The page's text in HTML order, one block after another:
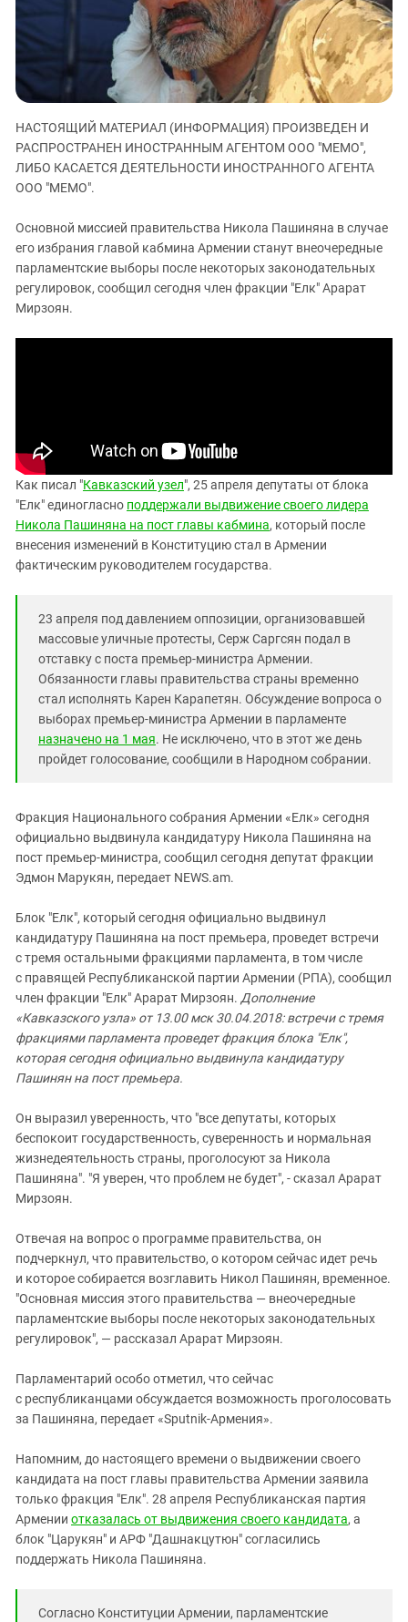
ЗАСТАВЛЯЕТ
КАВКАЗ ЗА ПАЛЕСТИНУ
ИНАКОМЫСЛИЕ В ЧЕЧНЕ
ПРЕСЛЕДОВАНИЕ АКТИВИСТОВ
МОБИЛИЗАЦИЯ И ПРОТЕСТЫ
Дагестан
Ингушетия
Кабардино-Балкария
Калмыкия
Карачаево-Черкесия
Краснодарский край
Нагорный Карабах
Ростовская область
Северная Осетия - Алания
СКФО
ЮФО
НАСТОЯЩИЙ МАТЕРИАЛ (ИНФОРМАЦИЯ) ПРОИЗВЕДЕН И
РАСПРОСТРАНЕН ИНОСТРАННЫМ АГЕНТОМ ООО "МЕМО",
ЛИБО КАСАЕТСЯ ДЕЯТЕЛЬНОСТИ ИНОСТРАННОГО АГЕНТА
ООО "МЕМО".
Основной миссией правительства Никола Пашиняна в случае
его избрания главой кабмина Армении станут внеочередные
парламентские выборы после некоторых законодательных
регулировок, сообщил сегодня член фракции "Елк" Арарат
Мирзоян.
Как писал "Кавказский узел", 25 апреля депутаты от блока
"Елк" единогласно поддержали выдвижение своего лидера
Никола Пашиняна на пост главы кабмина, который после
внесения изменений в Конституцию стал в Армении
фактическим руководителем государства.
23 апреля под давлением оппозиции, организовавшей
массовые уличные протесты, Серж Саргсян подал в
отставку с поста премьер-министра Армении.
Обязанности главы правительства страны временно
стал исполнять Карен Карапетян. Обсуждение вопроса о
выборах премьер-министра Армении в парламенте
назначено на 1 мая. Не исключено, что в этот же день
пройдет голосование, сообщили в Народном собрании.
Фракция Национального собрания Армении «Елк» сегодня
официально выдвинула кандидатуру Никола Пашиняна на
пост премьер-министра, сообщил сегодня депутат фракции
Эдмон Марукян, передает NEWS.am.
Блок "Елк", который сегодня официально выдвинул
кандидатуру Пашиняна на пост премьера, проведет встречи
с тремя остальными фракциями парламента, в том числе
с правящей Республиканской партии Армении (РПА), сообщил
член фракции "Елк" Арарат Мирзоян. Дополнение
«Кавказского узла» от 13.00 мск 30.04.2018: встречи с тремя
фракциями парламента проведет фракция блока "Елк",
которая сегодня официально выдвинула кандидатуру
Пашинян на пост премьера.
Он выразил уверенность, что "все депутаты, которых
беспокоит государственность, суверенность и нормальная
жизнедеятельность страны, проголосуют за Никола
Пашиняна". "Я уверен, что проблем не будет", - сказал Арарат
Мирзоян.
Отвечая на вопрос о программе правительства, он
подчеркнул, что правительство, о котором сейчас идет речь
и которое собирается возглавить Никол Пашинян, временное.
"Основная миссия этого правительства — внеочередные
парламентские выборы после некоторых законодательных
регулировок", — рассказал Арарат Мирзоян.
Парламентарий особо отметил, что сейчас
с республиканцами обсуждается возможность проголосовать
за Пашиняна, передает «Sputnik-Армения».
Напомним, до настоящего времени о выдвижении своего
кандидата на пост главы правительства Армении заявила
только фракция "Елк". 28 апреля Республиканская партия
Армении отказалась от выдвижения своего кандидата, а
блок "Царукян" и АРФ "Дашнакцутюн" согласились
поддержать Никола Пашиняна.
Согласно Конституции Армении, парламентские